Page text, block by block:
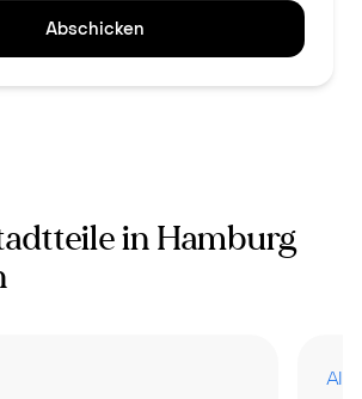
Abschicken
in Hamburg